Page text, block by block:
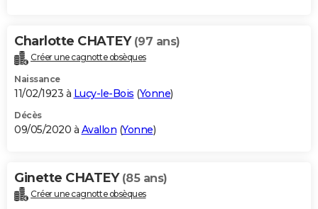
Charlotte CHATEY (97 ans)
Créer une cagnotte obsèques
Naissance
11/02/1923 à Lucy-le-Bois (Yonne)
Décès
09/05/2020 à Avallon (Yonne)
Ginette CHATEY (85 ans)
Créer une cagnotte obsèques